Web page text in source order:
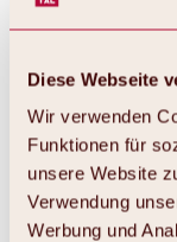
Diese Webseite
Wir verwenden
Funktionen für
unsere Website
Verwendung
Werbung und